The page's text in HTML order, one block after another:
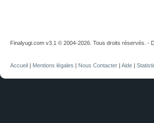
Finalyugi.com v3.1 © 2004-2026. Tous droits réservés. -
Accueil | Mentions légales | Nous Contacter | Aide |